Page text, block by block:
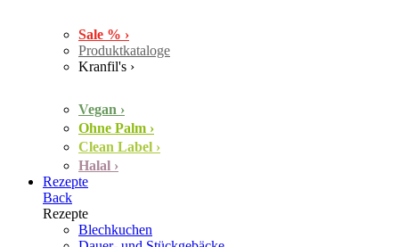
Sale % ›
Produktkataloge
Kranfil's ›
Vegan ›
Ohne Palm ›
Clean Label ›
Halal ›
Rezepte
Back
Rezepte
Blechkuchen